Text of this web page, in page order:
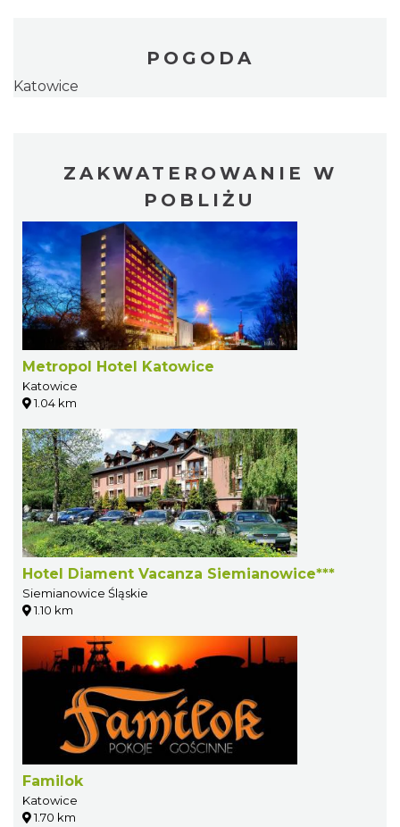
POGODA
Katowice
ZAKWATEROWANIE W
POBLIŻU
Metropol Hotel Katowice
Katowice
1.04 km
Hotel Diament Vacanza Siemianowice***
Siemianowice Śląskie
1.10 km
Familok
Katowice
1.70 km